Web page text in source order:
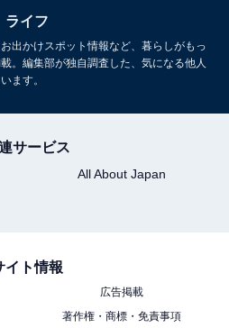
（レストラン12:00～21:00
。
設のため宿泊設備はありませ
用意されています）
ライフ
出かけスポット情報など、暮らしがもっ
。編集部が独自調査した、気になる他人
ます。
サービス
All About Japan
イト情報
広告掲載
著作権・商標・免責事項